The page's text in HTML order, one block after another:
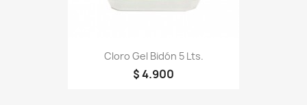
Cloro Gel Bidón 5 Lts.
$ 4.900